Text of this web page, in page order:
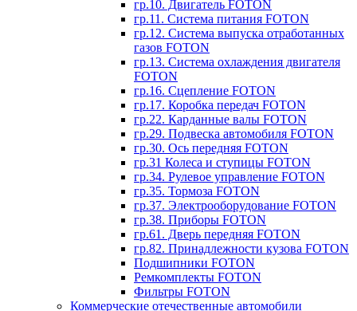
гр.10. Двигатель FOTON
гр.11. Система питания FOTON
гр.12. Система выпуска отработанных
газов FOTON
гр.13. Система охлаждения двигателя
FOTON
гр.16. Сцепление FOTON
гр.17. Коробка передач FOTON
гр.22. Карданные валы FOTON
гр.29. Подвеска автомобиля FOTON
гр.30. Ось передняя FOTON
гр.31 Колеса и ступицы FOTON
гр.34. Рулевое управление FOTON
гр.35. Тормоза FOTON
гр.37. Электрооборудование FOTON
гр.38. Приборы FOTON
гр.61. Дверь передняя FOTON
гр.82. Принадлежности кузова FOTON
Подшипники FOTON
Ремкомплекты FOTON
Фильтры FOTON
Коммерческие отечественные автомобили